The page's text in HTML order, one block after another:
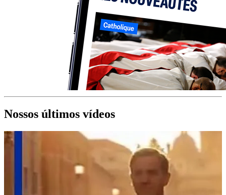
Nossos últimos vídeos